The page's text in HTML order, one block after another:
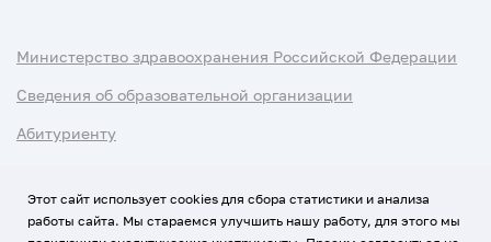
Министерство здравоохранения Российской Федерации
Сведения об образовательной организации
Абитуриенту
Этот сайт использует cookies для сбора статистики и анализа
работы сайта. Мы стараемся улучшить нашу работу, для этого мы